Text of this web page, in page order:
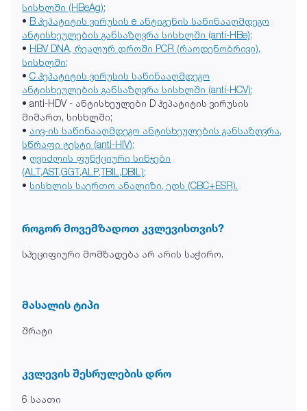
სისხლში (HBeAg);
• B ჰეპატიტის ვირუსის e ანტიგენის საწინააღმდეგო
ანტისხეულების განსაზღვრა სისხლში (anti-HBe);
• HBV DNA, რეალურ დროში PCR (რაოდენობრივი),
სისხლში;
• C ჰეპატიტის ვირუსის საწინააღმდეგო
ანტისხეულების განსაზღვრა სისხლში (anti-HCV);
• anti-HDV - ანტისხეულები D ჰეპატიტის ვირუსის
მიმართ, სისხლში;
• აივ-ის საწინააღმდეგო ანტისხეულების განსაზღვრა,
სწრაფი ტესტი (anti-HIV);
• ღვიძლის ფუნქციური სინჯები
(ALT,AST,GGT,ALP,TBIL,DBIL);
• სისხლის საერთო ანალიზი, ედს (CBC+ESR).
როგორ მოვემზადოთ კვლევისთვის?
სპეციფიური მომზადება არ არის საჭირო.
მასალის ტიპი
შრატი
კვლევის შესრულების დრო
6 საათი